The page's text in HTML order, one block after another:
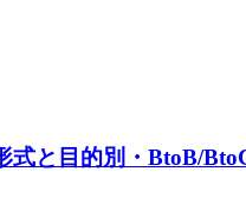
式と目的別・BtoB/